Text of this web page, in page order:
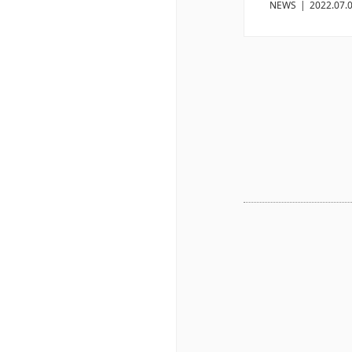
NEWS |